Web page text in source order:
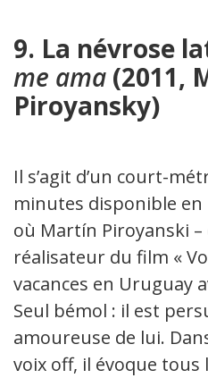
9. La névrose
me ama (2011,
Piroyansky)
Il s’agit d’un court-
minutes disponible en
où Martín Piroyanski
réalisateur du film «
vacances en Uruguay
Seul bémol : il est
amoureuse de lui.
voix off, il évoque tous